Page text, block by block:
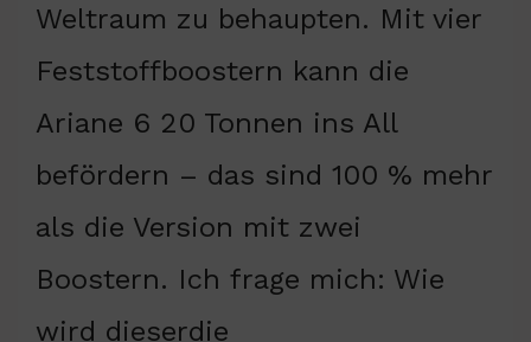
Weltraum zu behaupten. Mit vier
Feststoffboostern kann die
Ariane 6 20 Tonnen ins All
befördern – das sind 100 % mehr
als die Version mit zwei
Boostern. Ich frage mich: Wie
wird dieserdie